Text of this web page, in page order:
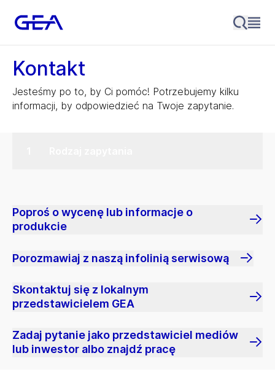
Kontakt
Jesteśmy po to, by Ci pomóc! Potrzebujemy kilku
informacji, by odpowiedzieć na Twoje zapytanie.
Poproś o wycenę lub informacje o
produkcie
Porozmawiaj z naszą infolinią serwisową
Skontaktuj się z lokalnym
przedstawicielem GEA
Zadaj pytanie jako przedstawiciel mediów
lub inwestor albo znajdź pracę